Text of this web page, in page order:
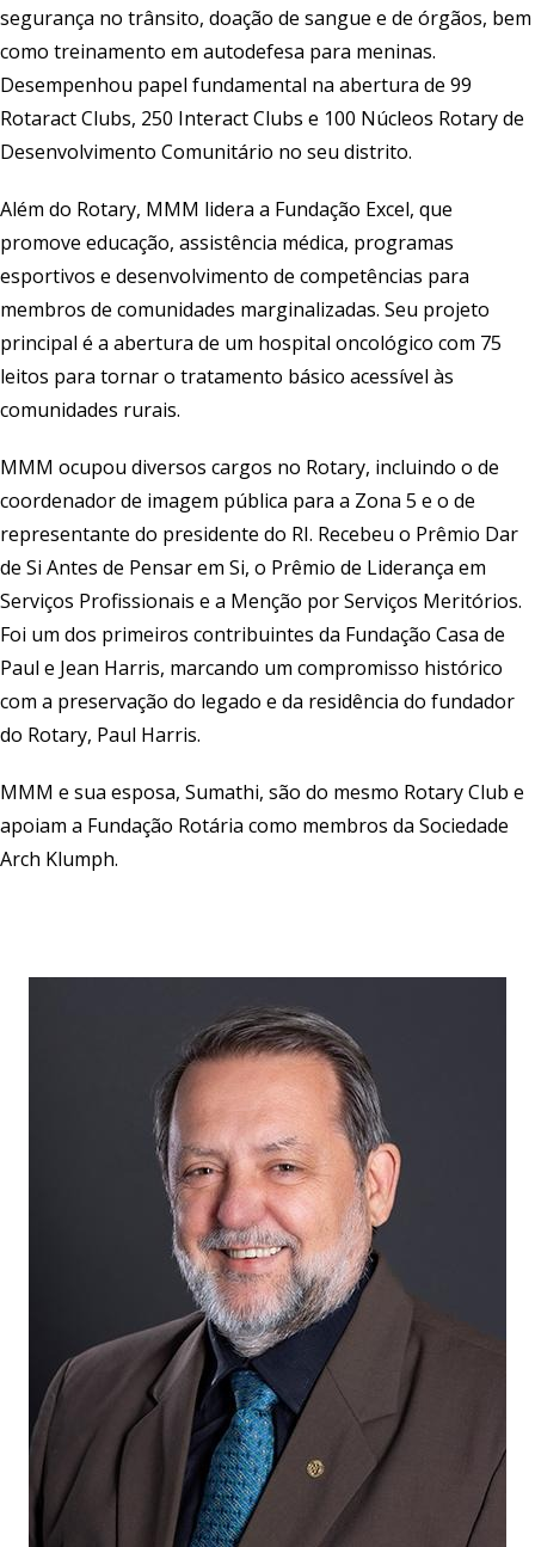
segurança no trânsito, doação de sangue e de órgãos, bem
como treinamento em autodefesa para meninas.
Desempenhou papel fundamental na abertura de 99
Rotaract Clubs, 250 Interact Clubs e 100 Núcleos Rotary de
Desenvolvimento Comunitário no seu distrito.
Além do Rotary, MMM lidera a Fundação Excel, que
promove educação, assistência médica, programas
esportivos e desenvolvimento de competências para
membros de comunidades marginalizadas. Seu projeto
principal é a abertura de um hospital oncológico com 75
leitos para tornar o tratamento básico acessível às
comunidades rurais.
MMM ocupou diversos cargos no Rotary, incluindo o de
coordenador de imagem pública para a Zona 5 e o de
representante do presidente do RI. Recebeu o Prêmio Dar
de Si Antes de Pensar em Si, o Prêmio de Liderança em
Serviços Profissionais e a Menção por Serviços Meritórios.
Foi um dos primeiros contribuintes da Fundação Casa de
Paul e Jean Harris, marcando um compromisso histórico
com a preservação do legado e da residência do fundador
do Rotary, Paul Harris.
MMM e sua esposa, Sumathi, são do mesmo Rotary Club e
apoiam a Fundação Rotária como membros da Sociedade
Arch Klumph.